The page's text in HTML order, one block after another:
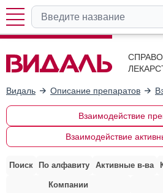
Видаль Описание препаратов
Взаимодействие
Взаимодействие
Поиск По алфавиту Активные в-ва
Компании